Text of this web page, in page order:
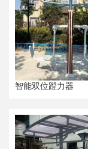
智能双位蹬力器